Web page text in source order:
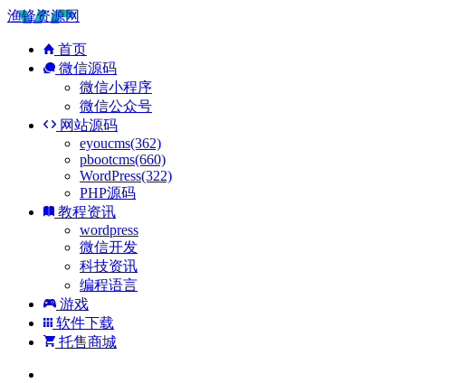
渔锋资源网
首页
微信源码
微信小程序
微信公众号
网站源码
eyoucms(362)
pbootcms(660)
WordPress(322)
PHP源码
教程资讯
wordpress
微信开发
科技资讯
编程语言
游戏
软件下载
托售商城